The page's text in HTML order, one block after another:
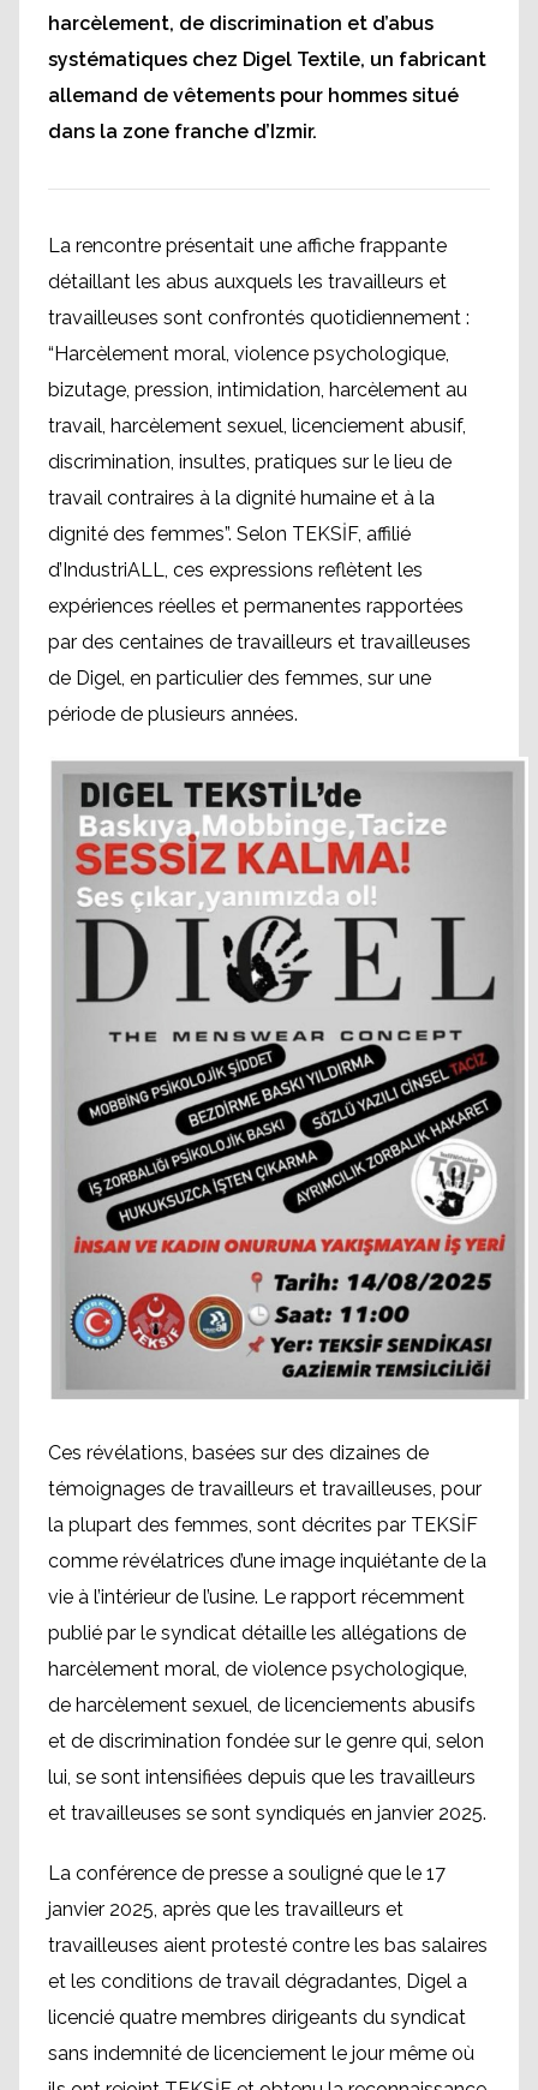
harcèlement, de discrimination et d’abus
systématiques chez Digel Textile, un fabricant
allemand de vêtements pour hommes situé
dans la zone franche d’Izmir.
La rencontre présentait une affiche frappante
détaillant les abus auxquels les travailleurs et
travailleuses sont confrontés quotidiennement :
“Harcèlement moral, violence psychologique,
bizutage, pression, intimidation, harcèlement au
travail, harcèlement sexuel, licenciement abusif,
discrimination, insultes, pratiques sur le lieu de
travail contraires à la dignité humaine et à la
dignité des femmes”. Selon TEKSİF, affilié
d’IndustriALL, ces expressions reflètent les
expériences réelles et permanentes rapportées
par des centaines de travailleurs et travailleuses
de Digel, en particulier des femmes, sur une
période de plusieurs années.
Ces révélations, basées sur des dizaines de
témoignages de travailleurs et travailleuses, pour
la plupart des femmes, sont décrites par TEKSİF
comme révélatrices d’une image inquiétante de la
vie à l’intérieur de l’usine. Le rapport récemment
publié par le syndicat détaille les allégations de
harcèlement moral, de violence psychologique,
de harcèlement sexuel, de licenciements abusifs
et de discrimination fondée sur le genre qui, selon
lui, se sont intensifiées depuis que les travailleurs
et travailleuses se sont syndiqués en janvier 2025.
La conférence de presse a souligné que le 17
janvier 2025, après que les travailleurs et
travailleuses aient protesté contre les bas salaires
et les conditions de travail dégradantes, Digel a
licencié quatre membres dirigeants du syndicat
sans indemnité de licenciement le jour même où